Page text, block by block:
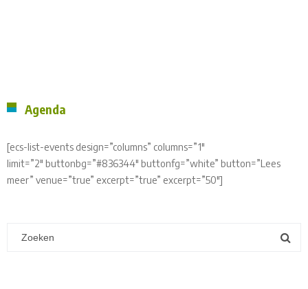
Agenda
[ecs-list-events design=”columns” columns=”1″
limit=”2″ buttonbg=”#836344″ buttonfg=”white” button=”Lees
meer” venue=”true” excerpt=”true” excerpt=”50″]